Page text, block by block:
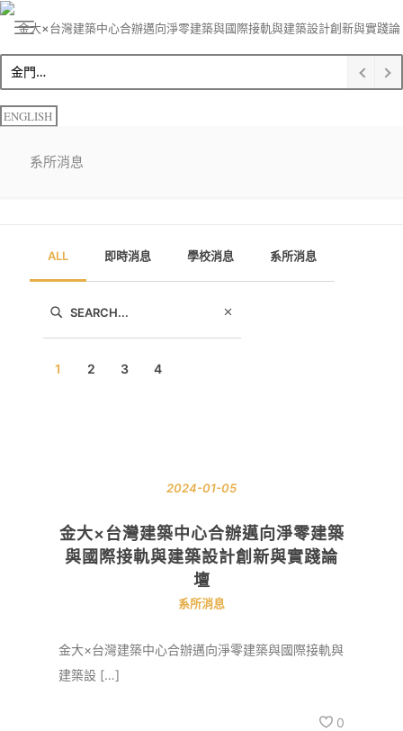
金門大學建築學系碩士生金榜題名 榮獲錄取博士班
ENGLISH
系所消息
ALL 即時消息 學校消息 系所消息
1 2 3 4
2024-01-05
金大×台灣建築中心合辦邁向淨零建築
與國際接軌與建築設計創新與實踐論
壇
系所消息
金大×台灣建築中心合辦邁向淨零建築與國際接軌與
建築設 […]
0